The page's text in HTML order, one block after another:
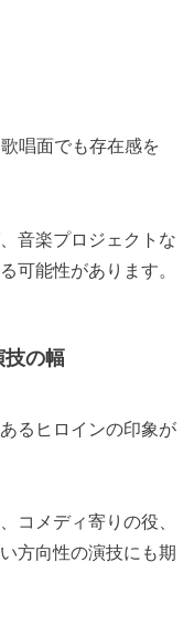
唱面でも存在感を
音楽プロジェクトな
可能性があります。
技の幅
るヒロインの印象が
コメディ寄りの役、
方向性の演技にも期